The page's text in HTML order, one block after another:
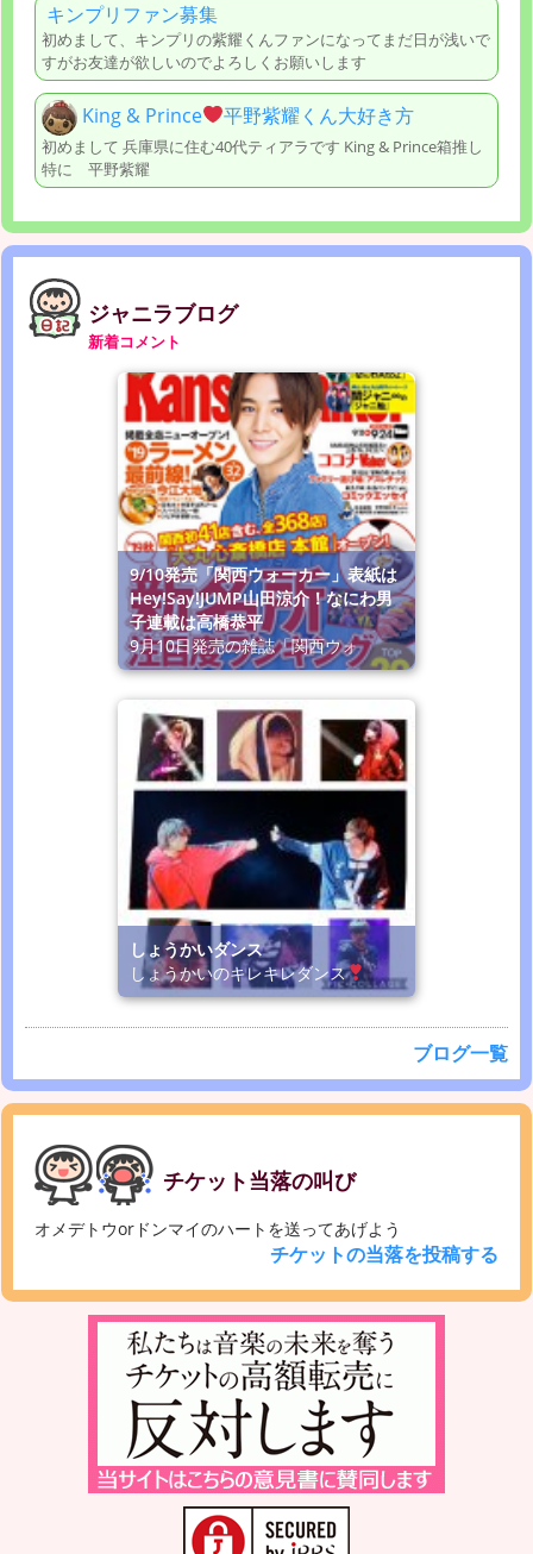
キンプリファン募集
初めまして、キンプリの紫耀くんファンになってまだ日が浅いで
すがお友達が欲しいのでよろしくお願いします
King & Prince 平野紫耀くん大好き方
初めまして 兵庫県に住む40代ティアラです King & Prince箱推し
特に 平野紫耀
ジャニラブログ
新着コメント
9/10発売「関西ウォーカー」表紙は
Hey!Say!JUMP山田涼介！なにわ男
子連載は高橋恭平
9月10日発売の雑誌「関西ウォ
しょうかいダンス
しょうかいのキレキレダンス
ブログ一覧
チケット当落の叫び
オメデトウorドンマイのハートを送ってあげよう
チケットの当落を投稿する